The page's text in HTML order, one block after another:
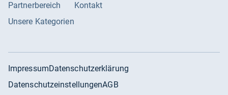
Partnerbereich
Unsere Kategorien
Kontakt
ImpressumDatenschutzerklärung
DatenschutzeinstellungenAGB